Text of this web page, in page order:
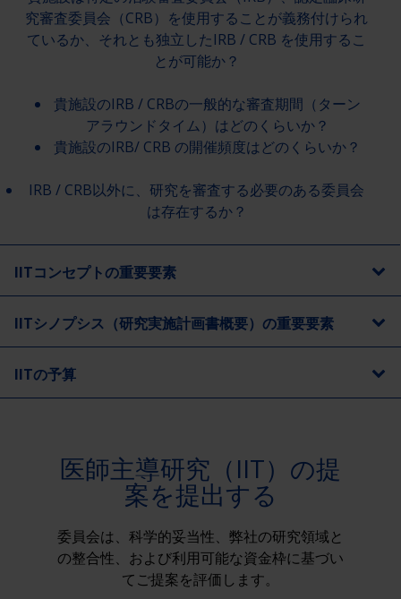
究審査委員会（CRB）を使用することが義務付けられ
ているか、それとも独立したIRB / CRB を使用するこ
とが可能か？
貴施設のIRB / CRBの一般的な審査期間（ターン
アラウンドタイム）はどのくらいか？
貴施設のIRB/ CRB の開催頻度はどのくらいか？
IRB / CRB以外に、研究を審査する必要のある委員会
は存在するか？
IITコンセプトの重要要素
IITシノプシス（研究実施計画書概要）の重要要素
IITの予算
医師主導研究（IIT）の提
案を提出する
委員会は、科学的妥当性、弊社の研究領域と
の整合性、および利用可能な資金枠に基づい
てご提案を評価します。